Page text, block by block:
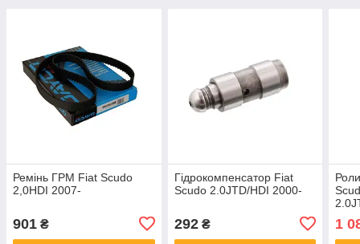
Ремінь ГРМ Fiat Scudo
2,0HDI 2007-
901 ₴
Гідрокомпенсатор Fiat
Scudo 2.0JTD/HDI 2000-
292₴ 1